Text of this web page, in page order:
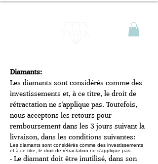
Diamants:
Les diamants sont considérés comme des
investissements et, à ce titre, le droit de
rétractation ne s'applique pas. Toutefois,
nous acceptons les retours pour
remboursement dans les 3 jours suivant la
livraison, dans les conditions suivantes:
Les diamants sont considérés comme des investissements
et à ce titre, le droit de rétractation ne s'applique pas.
- Le diamant doit être inutilisé, dans son